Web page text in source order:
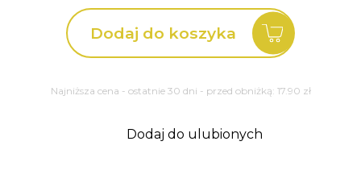
smółka
'Plena'
Dodaj do koszyka
Najniższa cena - ostatnie 30 dni - przed obniżką: 17.90 zł
Dodaj do ulubionych